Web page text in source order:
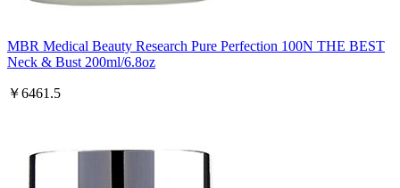
MBR Medical Beauty Research Pure Perfection 100N THE BEST
Neck & Bust 200ml/6.8oz
￥6461.5